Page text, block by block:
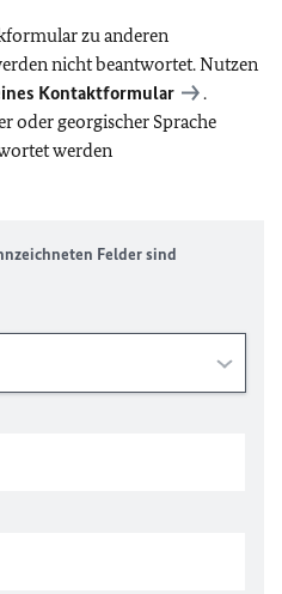
zu anderen
nicht beantwortet. Nutzen
Kontaktformular
.
oder georgischer Sprache
werden
Felder sind